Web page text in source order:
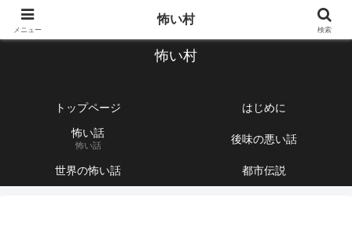
【1760話以上】怖い話と不思議な話を集めて紹介するサイト
怖い村
トップページ
はじめに
怖い話
怖い話 後味の悪い話
世界の怖い話 都市伝説
メニュー
怖い村
検索